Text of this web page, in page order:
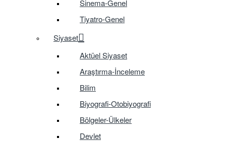
Sinema-Genel
Tiyatro-Genel
Siyaset
Aktüel Siyaset
Araştırma-İnceleme
Bilim
Biyografi-Otobiyografi
Bölgeler-Ülkeler
Devlet